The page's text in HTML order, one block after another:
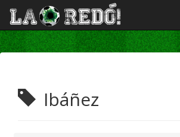
Ibáñez